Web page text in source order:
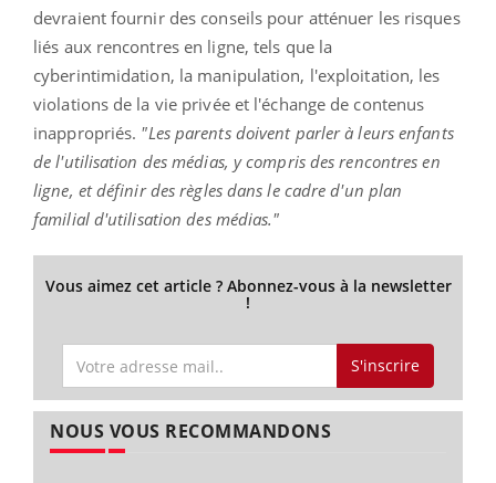
devraient fournir des conseils pour atténuer les risques
liés aux rencontres en ligne, tels que la
cyberintimidation, la manipulation, l'exploitation, les
violations de la vie privée et l'échange de contenus
inappropriés. "Les parents doivent parler à leurs enfants
de l'utilisation des médias, y compris des rencontres en
ligne, et définir des règles dans le cadre d'un plan
familial d'utilisation des médias."
Vous aimez cet article ? Abonnez-vous à la newsletter
!
S'inscrire
NOUS VOUS RECOMMANDONS